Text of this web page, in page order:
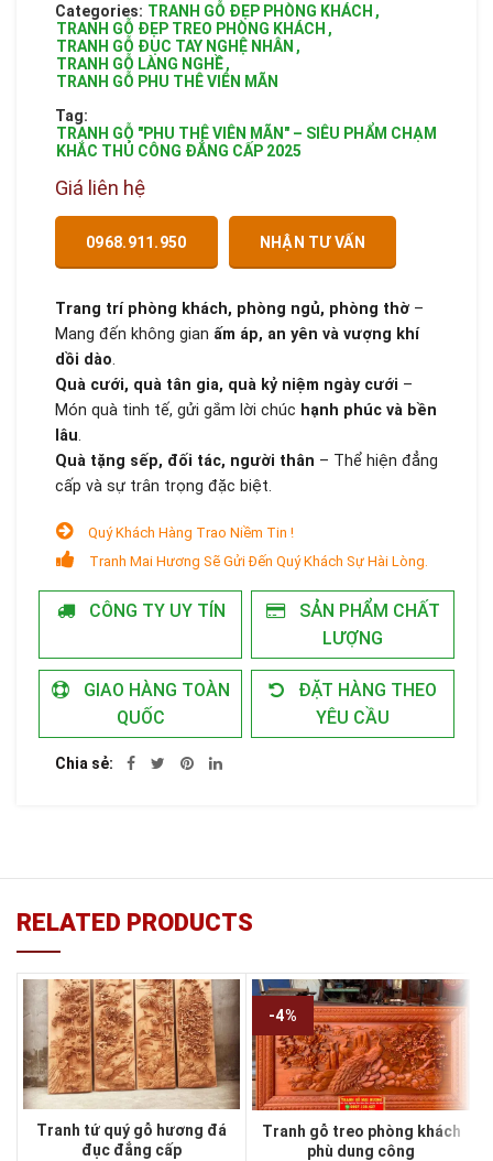
Categories: TRANH GỖ ĐẸP PHÒNG KHÁCH ,
TRANH GỖ ĐẸP TREO PHÒNG KHÁCH ,
TRANH GỖ ĐỤC TAY NGHỆ NHÂN ,
TRANH GỖ LÀNG NGHỀ,
TRANH GỖ PHU THÊ VIÊN MÃN
Tag:
TRANH GỖ "PHU THÊ VIÊN MÃN" – SIÊU PHẨM CHẠM
KHẮC THỦ CÔNG ĐẲNG CẤP 2025
Giá liên hệ
0968.911.950 NHẬN TƯ VẤN
Trang trí phòng khách, phòng ngủ, phòng thờ –
Mang đến không gian ấm áp, an yên và vượng khí
dồi dào.
Quà cưới, quà tân gia, quà kỷ niệm ngày cưới –
Món quà tinh tế, gửi gắm lời chúc hạnh phúc và bền
lâu.
Quà tặng sếp, đối tác, người thân – Thể hiện đẳng
cấp và sự trân trọng đặc biệt.
Quý Khách Hàng Trao Niềm Tin !
Tranh Mai Hương Sẽ Gửi Đến Quý Khách Sự Hài Lòng.
CÔNG TY UY TÍN
SẢN PHẨM CHẤT
LƯỢNG
GIAO HÀNG TOÀN
QUỐC
ĐẶT HÀNG THEO
YÊU CẦU
Chia sẻ
RELATED PRODUCTS
Tranh tứ quý gỗ hương đá
đục đẳng cấp
-4%
Tranh gỗ treo phòng khách
phù dung công